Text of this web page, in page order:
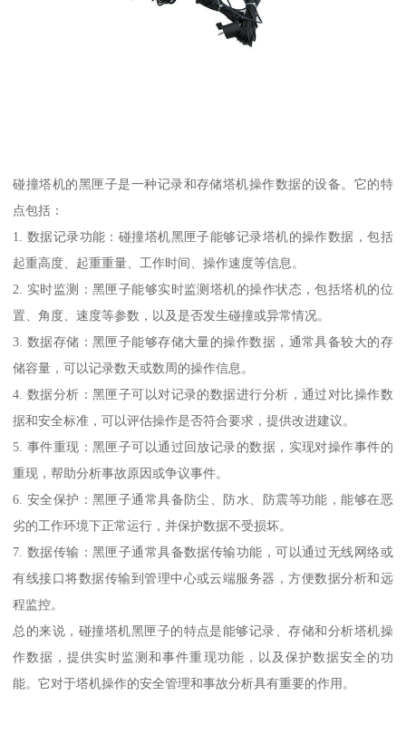
碰撞塔机的黑匣子是一种记录和存储塔机操作数据的设备。它的特
点包括：
1. 数据记录功能：碰撞塔机黑匣子能够记录塔机的操作数据，包括
起重高度、起重重量、工作时间、操作速度等信息。
2. 实时监测：黑匣子能够实时监测塔机的操作状态，包括塔机的位
置、角度、速度等参数，以及是否发生碰撞或异常情况。
3. 数据存储：黑匣子能够存储大量的操作数据，通常具备较大的存
储容量，可以记录数天或数周的操作信息。
4. 数据分析：黑匣子可以对记录的数据进行分析，通过对比操作数
据和安全标准，可以评估操作是否符合要求，提供改进建议。
5. 事件重现：黑匣子可以通过回放记录的数据，实现对操作事件的
重现，帮助分析事故原因或争议事件。
6. 安全保护：黑匣子通常具备防尘、防水、防震等功能，能够在恶
劣的工作环境下正常运行，并保护数据不受损坏。
7. 数据传输：黑匣子通常具备数据传输功能，可以通过无线网络或
有线接口将数据传输到管理中心或云端服务器，方便数据分析和远
程监控。
总的来说，碰撞塔机黑匣子的特点是能够记录、存储和分析塔机操
作数据，提供实时监测和事件重现功能，以及保护数据安全的功
能。它对于塔机操作的安全管理和事故分析具有重要的作用。